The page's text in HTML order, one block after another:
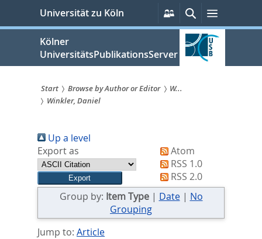
springen
Universität zu Köln
Persönliche
Services
SucheMenü
Kölner
UniversitätsPublikationsServer
Sie
sind
hier:
Start Browse by Author or Editor
W...
Winkler, Daniel
Up a level
Export as
Atom
RSS 1.0
RSS 2.0
Group by: Item Type| Date| No
Grouping
Jump to: Article